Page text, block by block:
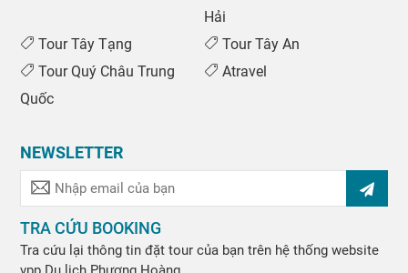
Hải
Tour Tây Tạng
Tour Tây An
Tour Quý Châu Trung
Quốc
Atravel
NEWSLETTER
TRA CỨU BOOKING
Tra cứu lại thông tin đặt tour của bạn trên hệ thống website